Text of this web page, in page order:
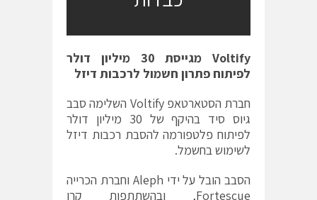
Voltify מגייסת 30 מיליון דולר
לפיתוח פתרון חשמול לרכבות דיזל
חברת הסטארטאפVoltify השלימה סבב
גיוס סיד בהיקף של 30 מיליון דולר
לפיתוח פלטפורמה להסבת רכבות דיזל
לשימוש בחשמל.
הסבב הובל על ידי Aleph וחברת הכרייה
Fortescue, ובהשתתפות קרן